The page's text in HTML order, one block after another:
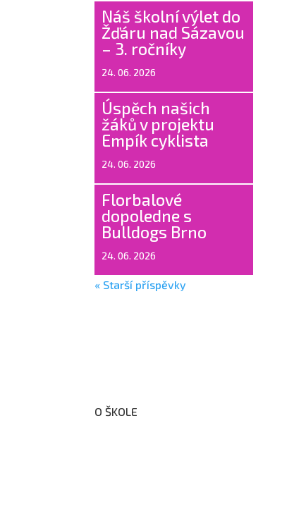
Náš školní výlet do
Žďáru nad Sázavou
– 3. ročníky
24. 06. 2026
Úspěch našich
žáků v projektu
Empík cyklista
24. 06. 2026
Florbalové
dopoledne s
Bulldogs Brno
24. 06. 2026
« Starší příspěvky
O ŠKOLE